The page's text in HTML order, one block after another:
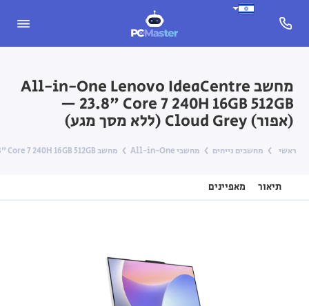
מחשב All-in-One Lenovo IdeaCentre
23.8" Core 7 240H 16GB 512GB —
(אפור) Cloud Grey (ללא מסך מגע)
ראשי מחשבים נייחים מחשבי All-in-One מחשב All-in-One Lenovo IdeaCentre 23.8" Core 7 240H 16GB 512GB — (אפור) Cloud Grey (ללא מסך מגע)
תיאור מאפיינים